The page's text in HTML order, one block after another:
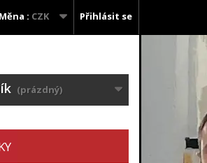
Přihlásit se
Měna : CZK
(prázdný)